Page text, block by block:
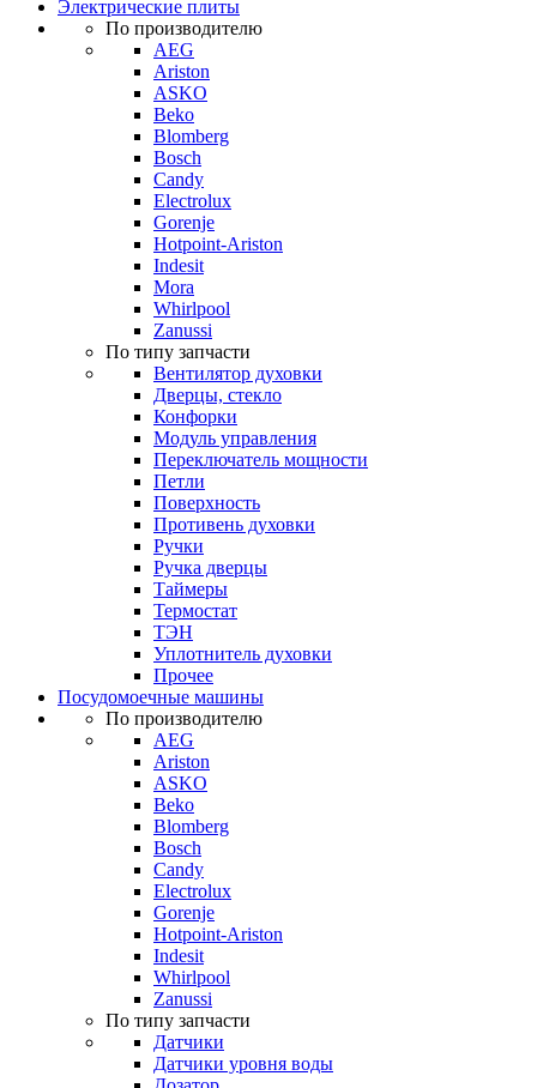
Электрические плиты
По производителю
AEG
Ariston
ASKO
Beko
Blomberg
Bosch
Candy
Electrolux
Gorenje
Hotpoint-Ariston
Indesit
Mora
Whirlpool
Zanussi
По типу запчасти
Вентилятор духовки
Дверцы, стекло
Конфорки
Модуль управления
Переключатель мощности
Петли
Поверхность
Противень духовки
Ручки
Ручка дверцы
Таймеры
Термостат
ТЭН
Уплотнитель духовки
Прочее
Посудомоечные машины
По производителю
AEG
Ariston
ASKO
Beko
Blomberg
Bosch
Candy
Electrolux
Gorenje
Hotpoint-Ariston
Indesit
Whirlpool
Zanussi
По типу запчасти
Датчики
Датчики уровня воды